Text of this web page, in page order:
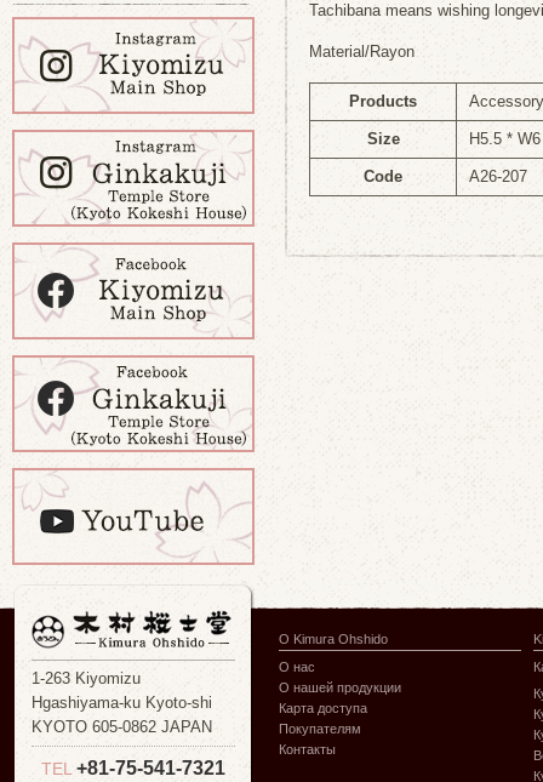
Tachibana means wishing
Material/Rayon
Products
Size H5.5 *
Code A26-207
1-263 Kiyomizu
Hgashiyama-ku Kyoto-shi
KYOTO 605-0862 JAPAN
TEL +81-75-541-7321
О Kimura Ohshido
О нас
О нашей продукции
Карта доступа
Покупателям
Контакты